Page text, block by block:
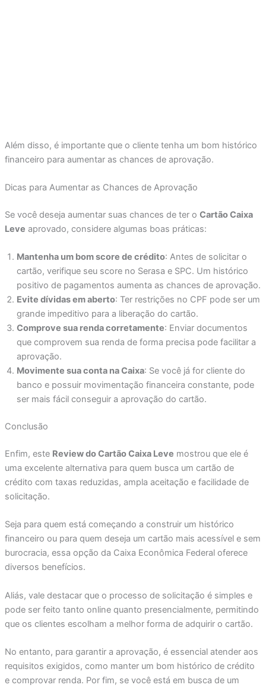
Além disso, é importante que o cliente tenha um bom histórico
financeiro para aumentar as chances de aprovação.
Dicas para Aumentar as Chances de Aprovação
Se você deseja aumentar suas chances de ter o Cartão Caixa
Leve aprovado, considere algumas boas práticas:
Mantenha um bom score de crédito: Antes de solicitar o
cartão, verifique seu score no Serasa e SPC. Um histórico
positivo de pagamentos aumenta as chances de aprovação.
Evite dívidas em aberto: Ter restrições no CPF pode ser um
grande impeditivo para a liberação do cartão.
Comprove sua renda corretamente: Enviar documentos
que comprovem sua renda de forma precisa pode facilitar a
aprovação.
Movimente sua conta na Caixa: Se você já for cliente do
banco e possuir movimentação financeira constante, pode
ser mais fácil conseguir a aprovação do cartão.
Conclusão
Enfim, este Review do Cartão Caixa Leve mostrou que ele é
uma excelente alternativa para quem busca um cartão de
crédito com taxas reduzidas, ampla aceitação e facilidade de
solicitação.
Seja para quem está começando a construir um histórico
financeiro ou para quem deseja um cartão mais acessível e sem
burocracia, essa opção da Caixa Econômica Federal oferece
diversos benefícios.
Aliás, vale destacar que o processo de solicitação é simples e
pode ser feito tanto online quanto presencialmente, permitindo
que os clientes escolham a melhor forma de adquirir o cartão.
No entanto, para garantir a aprovação, é essencial atender aos
requisitos exigidos, como manter um bom histórico de crédito
e comprovar renda. Por fim, se você está em busca de um